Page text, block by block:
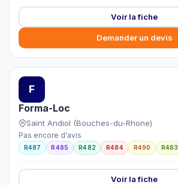
Voir la fiche
Demander un devis
F
Forma-Loc
Saint Andiol (Bouches-du-Rhone)
Pas encore d'avis
R487 R485 R482 R484 R490 R483
Voir la fiche